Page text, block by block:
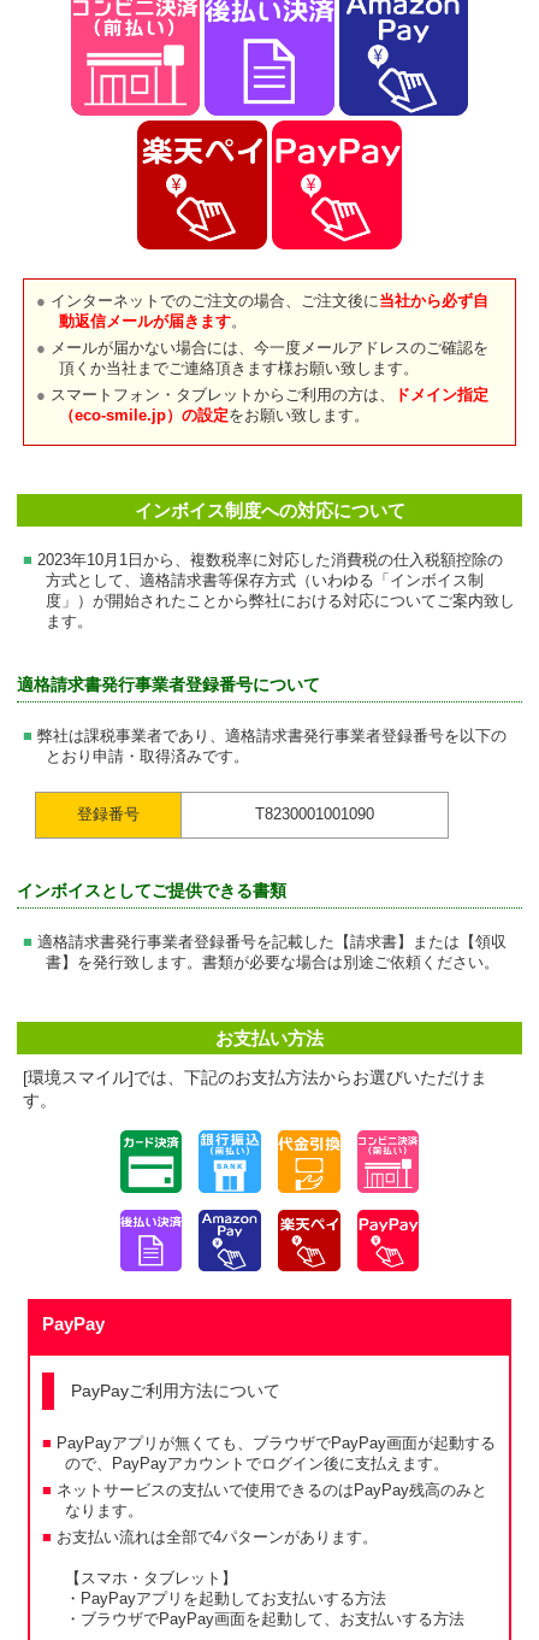
インターネットでのご注文の場合、ご注文後に当社から必ず自
動返信メールが届きます。
メールが届かない場合には、今一度メールアドレスのご確認を
頂くか当社までご連絡頂きます様お願い致します。
スマートフォン・タブレットからご利用の方は、
ドメイン指定
（eco-smile.jp）の設定をお願い致します。
インボイス制度への対応について
2023年10月1日から、複数税率に対応した消費税の仕入税額控除の
方式として、適格請求書等保存方式（いわゆる「インボイス制
度」）が開始されたことから弊社における対応についてご案内致し
ます。
適格請求書発行事業者登録番号について
弊社は課税事業者であり、適格請求書発行事業者登録番号を以下の
とおり申請・取得済みです。
登録番号 T8230001001090
インボイスとしてご提供できる書類
適格請求書発行事業者登録番号を記載した【請求書】または【領収
書】を発行致します。書類が必要な場合は別途ご依頼ください。
お支払い方法
[環境スマイル]では、下記のお支払方法からお選びいただけま
す。
PayPay
PayPayご利用方法について
PayPayアプリが無くても、ブラウザでPayPay画面が起動する
ので、PayPayアカウントでログイン後に支払えます。
ネットサービスの支払いで使用できるのはPayPay残高のみと
なります。
お支払い流れは全部で4パターンがあります。
【スマホ・タブレット】
・PayPayアプリを起動してお支払いする方法
・ブラウザでPayPay画面を起動して、お支払いする方法